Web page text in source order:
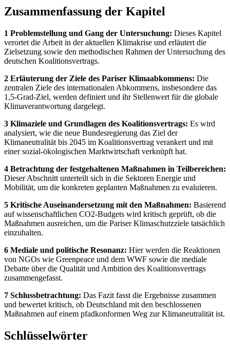
Zusammenfassung der Kapitel
1 Problemstellung und Gang der Untersuchung: Dieses Kapitel
verortet die Arbeit in der aktuellen Klimakrise und erläutert die
Zielsetzung sowie den methodischen Rahmen der Untersuchung des
deutschen Koalitionsvertrags.
2 Erläuterung der Ziele des Pariser Klimaabkommens: Die
zentralen Ziele des internationalen Abkommens, insbesondere das
1,5-Grad-Ziel, werden definiert und ihr Stellenwert für die globale
Klimaverantwortung dargelegt.
3 Klimaziele und Grundlagen des Koalitionsvertrags: Es wird
analysiert, wie die neue Bundesregierung das Ziel der
Klimaneutralität bis 2045 im Koalitionsvertrag verankert und mit
einer sozial-ökologischen Marktwirtschaft verknüpft hat.
4 Betrachtung der festgehaltenen Maßnahmen in Teilbereichen:
Dieser Abschnitt unterteilt sich in die Sektoren Energie und
Mobilität, um die konkreten geplanten Maßnahmen zu evaluieren.
5 Kritische Auseinandersetzung mit den Maßnahmen: Basierend
auf wissenschaftlichen CO2-Budgets wird kritisch geprüft, ob die
Maßnahmen ausreichen, um die Pariser Klimaschutzziele tatsächlich
einzuhalten.
6 Mediale und politische Resonanz: Hier werden die Reaktionen
von NGOs wie Greenpeace und dem WWF sowie die mediale
Debatte über die Qualität und Ambition des Koalitionsvertrags
zusammengefasst.
7 Schlussbetrachtung: Das Fazit fasst die Ergebnisse zusammen
und bewertet kritisch, ob Deutschland mit den beschlossenen
Maßnahmen auf einem pfadkonformen Weg zur Klimaneutralität ist.
Schlüsselwörter